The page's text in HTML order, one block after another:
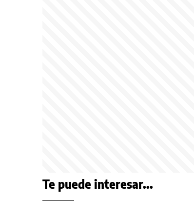
Te puede interesar...